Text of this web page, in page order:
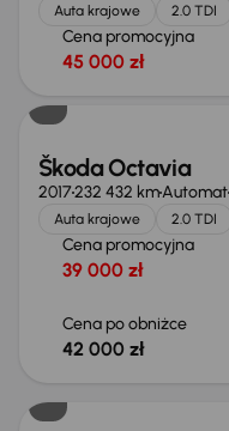
Auta krajowe 2.0 TDI
Cena promocyjna
45 000 zł
Taniej o 1 000 zł
Škoda Octavia
2017232 432 kmAutomat
Auta krajowe 2.0 TDI
Cena promocyjna
39 000 zł
Cena po obniżce
42 000 zł